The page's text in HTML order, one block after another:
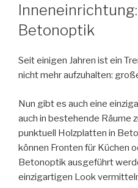
Betonoptik
Seit einigen Jahren ist ein
nicht mehr aufzuhalten:
Nun gibt es auch eine
auch in bestehende Räume
punktuell Holzplatten in
können Fronten für Küchen
Betonoptik ausgeführt
einzigartigen Look